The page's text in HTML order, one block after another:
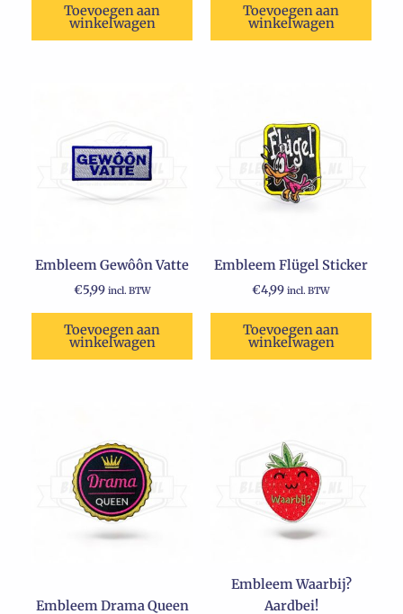
Toevoegen aan
winkelwagen
Toevoegen aan
winkelwagen
Embleem Gewôôn Vatte
€5,99 incl. BTW
Toevoegen aan
winkelwagen
Embleem Flügel Sticker
€4,99 incl. BTW
Toevoegen aan
winkelwagen
Embleem Drama Queen
Embleem Waarbij?
Aardbei!